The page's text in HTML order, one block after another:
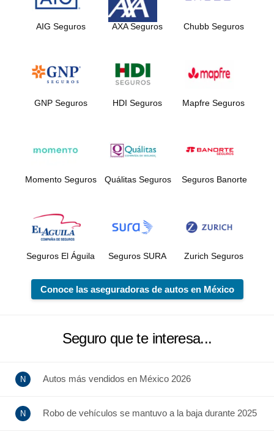
AIG Seguros AXA Seguros Chubb Seguros
GNP Seguros HDI Seguros Mapfre Seguros
Momento Seguros Quálitas Seguros Seguros Banorte
Seguros El Águila Seguros SURA Zurich Seguros
Conoce las aseguradoras de autos en México
Seguro que te interesa...
Autos más vendidos en México 2026
Robo de vehículos se mantuvo a la baja durante 2025